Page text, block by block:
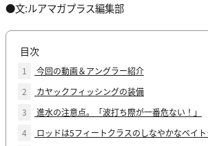
●文:ルアマガプラス編集部
目次
1
今回の動画＆アングラー紹介
2
カヤックフィッシングの装備
3
進水の注意点。「波打ち際が一番危ない！」
4
ロッドは5フィートクラスのしなやかなベイ